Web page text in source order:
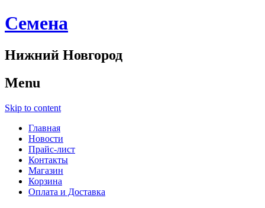
Cемена
Нижний Новгород
Menu
Skip to content
Главная
Новости
Прайс-лист
Контакты
Магазин
Корзина
Оплата и Доставка